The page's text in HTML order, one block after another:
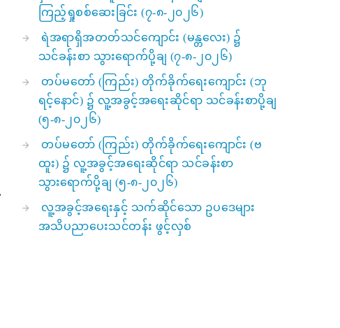
ကြည့်ရှုစစ်ဆေးခြင်း (၇-၈-၂၀၂၆)
ရဲအရာရှိအတတ်သင်ကျောင်း (မန္တလေး) ၌
သင်ခန်းစာ သွားရောက်ပို့ချ (၇-၈-၂၀၂၆)
တပ်မတော် (ကြည်း) တိုက်ခိုက်ရေးကျောင်း (ဘု
ရင့်နောင်) ၌ လူ့အခွင့်အရေးဆိုင်ရာ သင်ခန်းစာပို့ချ
(၅-၈-၂၀၂၆)
တပ်မတော် (ကြည်း) တိုက်ခိုက်ရေးကျောင်း (ဗ
ထူး) ၌ လူ့အခွင့်အရေးဆိုင်ရာ သင်ခန်းစာ
သွားရောက်ပို့ချ (၅-၈-၂၀၂၆)
လူ့အခွင့်အရေးနှင့် သက်ဆိုင်သော ဥပဒေများ
အသိပညာပေးသင်တန်း ဖွင့်လှစ်